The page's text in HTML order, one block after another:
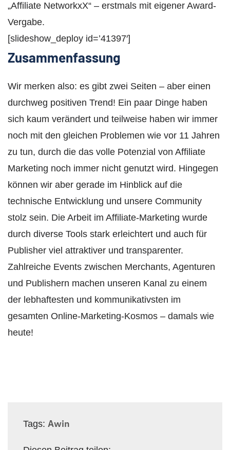
„Affiliate NetworkxX“ – erstmals mit eigener Award-
Vergabe.
[slideshow_deploy id=’41397′]
Zusammenfassung
Wir merken also: es gibt zwei Seiten – aber einen
durchweg positiven Trend! Ein paar Dinge haben
sich kaum verändert und teilweise haben wir immer
noch mit den gleichen Problemen wie vor 11 Jahren
zu tun, durch die das volle Potenzial von Affiliate
Marketing noch immer nicht genutzt wird. Hingegen
können wir aber gerade im Hinblick auf die
technische Entwicklung und unsere Community
stolz sein. Die Arbeit im Affiliate-Marketing wurde
durch diverse Tools stark erleichtert und auch für
Publisher viel attraktiver und transparenter.
Zahlreiche Events zwischen Merchants, Agenturen
und Publishern machen unseren Kanal zu einem
der lebhaftesten und kommunikativsten im
gesamten Online-Marketing-Kosmos – damals wie
heute!
Tags: Awin